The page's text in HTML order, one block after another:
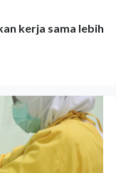
kerja sama lebih